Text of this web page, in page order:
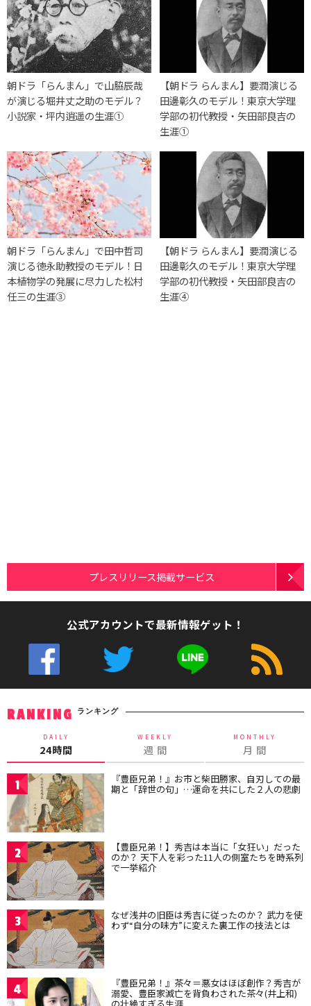
朝ドラ「らんまん」で山脇辰哉
が演じる堀井丈之助のモデル？
小説家・坪内逍遥の生涯①
【朝ドラ らんまん】要潤演じる
田邊彰久のモデル！東京大学理
学部の初代教授・矢田部良吉の
生涯①
朝ドラ「らんまん」で田中哲司
演じる徳永助教授のモデル！日
本植物学の発展に尽力した松村
任三の生涯③
【朝ドラ らんまん】要潤演じる
田邊彰久のモデル！東京大学理
学部の初代教授・矢田部良吉の
生涯④
プレスリリース掲載サービス
公式アカウントで最新情報ゲット！
RANKING ランキング
DAILY
24時間
WEEKLY
週 間
MONTHLY
月 間
1 『豊臣兄弟！』お市と柴田勝家、自刃しての最
期と「辞世の句」…運命を共にした２人の悲劇
2 【豊臣兄弟！】秀吉は本当に「女狂い」だった
のか？ 天下人を彩った11人の側室たちを時系列
で一挙紹介
3 なぜ浅井の旧臣は秀吉に従ったのか？ 武力を使
わず“自分の味方”に変えた裏工作の技法とは
4 『豊臣兄弟！』茶々＝悪女はほぼ創作？秀吉が
溺愛、豊臣家滅亡を背負わされた茶々(井上和)